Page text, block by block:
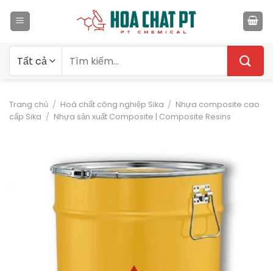
qua
kiếm:
Trang chủ / Hoá chất công nghiệp Sika / Nhựa composite cao
cấp Sika / Nhựa sản xuất Composite | Composite Resins